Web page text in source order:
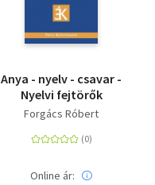
Anya - nyelv - csavar -
Nyelvi fejtörők
Forgács Róbert
Online ár: